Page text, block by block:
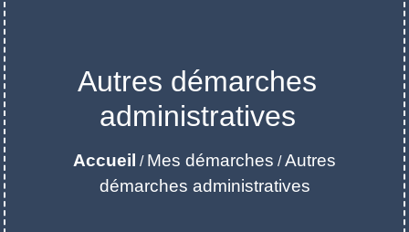
Autres démarches
administratives
Accueil / Mes démarches /Autres
démarches administratives